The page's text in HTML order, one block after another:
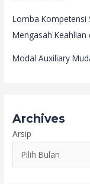
Lomba Kompetensi
Mengasah Keahlian
Modal Auxiliary
Archives
Arsip